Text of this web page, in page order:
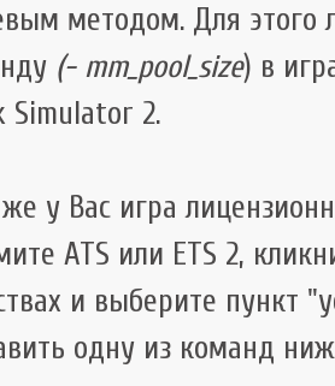
методом. Для этого
(- mm_pool_size) в
Simulator 2.
у Вас игра
ATS или ETS 2,
и выберите пункт
одну из команд